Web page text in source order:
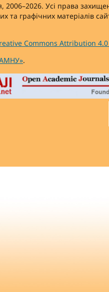
2006–2026. Усі права
та графічних матеріалів
Commons Attribution
.